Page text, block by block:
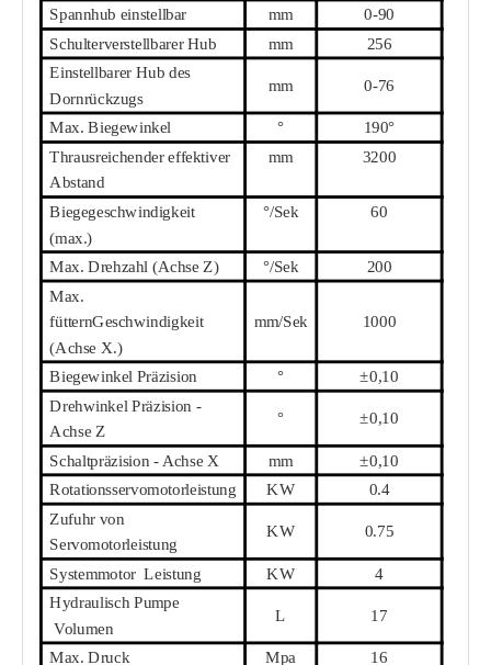
Spannhub einstellbar mm 0-90
Schulterverstellbarer Hub
mm
256
Einstellbarer Hub des
Dornrückzugs
mm 0-76
Max. Biegewinkel °
190°
Thrausreichender effektiver
Abstand
mm 3200
Biegegeschwindigkeit
(max.)
°/Sek 60
Max. Drehzahl (Achse Z) °/Sek 200
Max.
fütternGeschwindigkeit
(Achse X.)
mm/Sek 1000
Biegewinkel Präzision °
±0,10
Drehwinkel Präzision -
Achse Z
° ±0,10
Schaltpräzision - Achse X mm
±0,10
Rotationsservomotorleistung
KW
0.4
Zufuhr von
Servomotorleistung
KW 0.75
SystemmotorLeistung KW 4
Hydraulisch Pumpe
Volumen
L 17
Max. Druck Mpa
16